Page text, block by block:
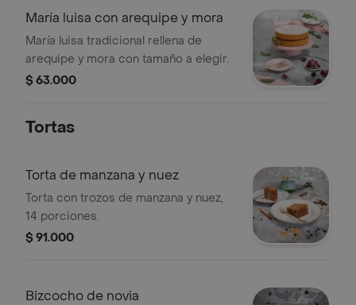
María luisa con arequipe y mora
María luisa tradicional rellena de
arequipe y mora con tamaño a elegir.
$ 63.000
Tortas
Torta de manzana y nuez
Torta con trozos de manzana y nuez,
14 porciones.
$ 91.000
Bizcocho de novia